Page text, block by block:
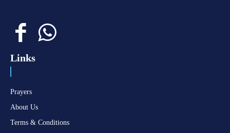
Links
Prayers
About Us
Terms & Conditions